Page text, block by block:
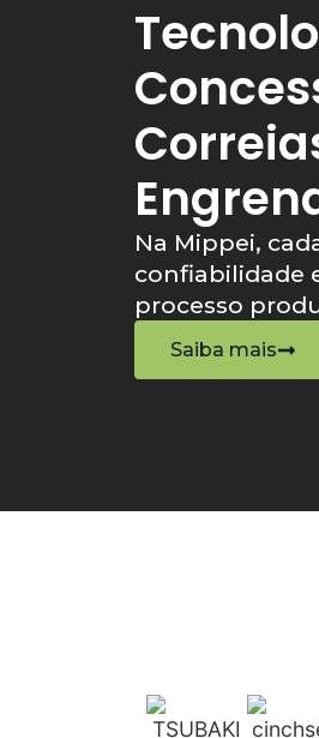
Na Mippei,
confiabilidade
processo
Saiba mais